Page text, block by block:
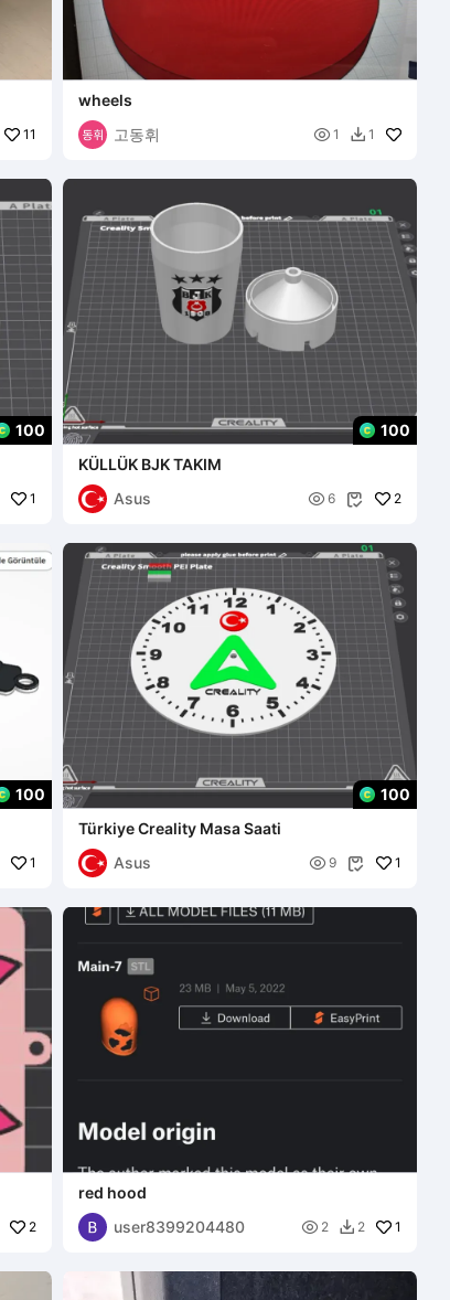
11
wheels
고동휘
 1  1
100
1
100
KÜLLÜK BJK TAKIM
Asus
 6  2
100
1
100
Türkiye Creality Masa Saati
Asus
 9  1
2
red hood
user8399204480
 2  2 1